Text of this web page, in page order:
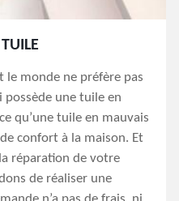
le monde ne préfère pas
une tuile en
qu’une tuile en mauvais
confort à la maison. Et
réparation de votre
de réaliser une